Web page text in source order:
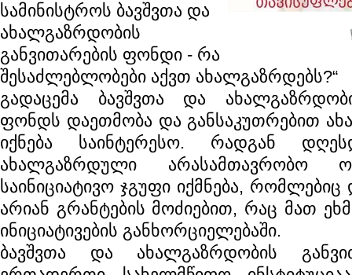
სამინისტროს ბავშვთა და
ახალგაზრდობის
განვითარების ფონდი - რა
შესაძლებლობები აქვთ ახალგაზრდებს?“
გადაცემა ბავშვთა და
ფონდს დაეთმობა და განსაკუთრებით
იქნება საინტერესო. რადგან
ახალგაზრდული არასამთავრობო
საინიციატივო ჯგუფი იქმნება,
არიან გრანტების მოძიებით, რაც მათ
ინიციატივების განხორციელებაში.
ბავშვთა და ახალგაზრდობის